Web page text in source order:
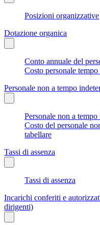
Posizioni organizzative
Dotazione organica
Conto annuale del
Costo personale
Personale non a tempo
Personale non a
Costo del personale
tabellare
Tassi di assenza
Tassi di assenza
Incarichi conferiti e
dirigenti)